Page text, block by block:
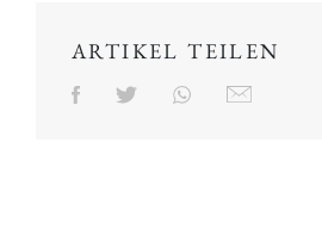
ARTIKEL TEILEN